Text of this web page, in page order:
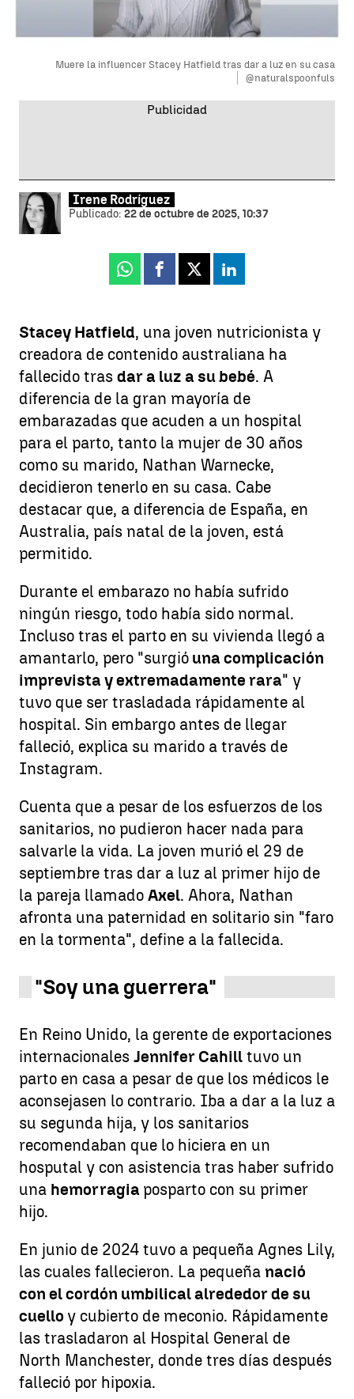
Muere la influencer Stacey Hatfield tras dar a luz en su casa
@naturalspoonfuls
Irene Rodríguez
Publicado: 22 de octubre de 2025, 10:37
Whatsapp
Facebook
X Linkedin
Stacey Hatfield, una joven nutricionista y
creadora de contenido australiana ha
fallecido tras dar a luz a su bebé. A
diferencia de la gran mayoría de
embarazadas que acuden a un hospital
para el parto, tanto la mujer de 30 años
como su marido, Nathan Warnecke,
decidieron tenerlo en su casa. Cabe
destacar que, a diferencia de España, en
Australia, país natal de la joven, está
permitido.
Durante el embarazo no había sufrido
ningún riesgo, todo había sido normal.
Incluso tras el parto en su vivienda llegó a
amantarlo, pero "surgió una complicación
imprevista y extremadamente rara" y
tuvo que ser trasladada rápidamente al
hospital. Sin embargo antes de llegar
falleció, explica su marido a través de
Instagram.
Cuenta que a pesar de los esfuerzos de los
sanitarios, no pudieron hacer nada para
salvarle la vida. La joven murió el 29 de
septiembre tras dar a luz al primer hijo de
la pareja llamado Axel. Ahora, Nathan
afronta una paternidad en solitario sin "faro
en la tormenta", define a la fallecida.
"Soy una guerrera"
En Reino Unido, la gerente de exportaciones
internacionales Jennifer Cahill tuvo un
parto en casa a pesar de que los médicos le
aconsejasen lo contrario. Iba a dar a la luz a
su segunda hija, y los sanitarios
recomendaban que lo hiciera en un
hosputal y con asistencia tras haber sufrido
una hemorragia posparto con su primer
hijo.
En junio de 2024 tuvo a pequeña Agnes Lily,
las cuales fallecieron. La pequeña nació
con el cordón umbilical alrededor de su
cuello y cubierto de meconio. Rápidamente
las trasladaron al Hospital General de
North Manchester, donde tres días después
falleció por hipoxia.